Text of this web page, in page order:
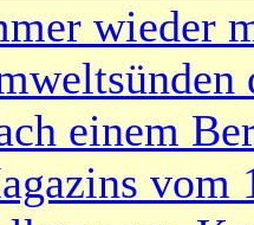
wieder
einem
vom